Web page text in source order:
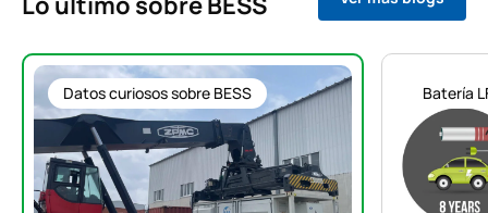
Datos curiosos sobre BESS Batería